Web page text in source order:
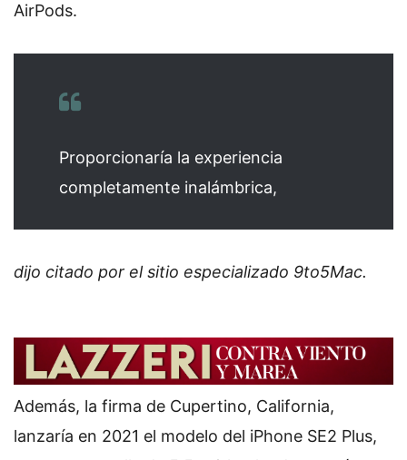
AirPods.
Proporcionaría la experiencia
completamente inalámbrica,
dijo citado por el sitio especializado 9to5Mac.
Además, la firma de Cupertino, California,
lanzaría en 2021 el modelo del iPhone SE2 Plus,